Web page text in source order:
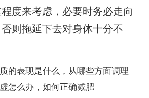
度来考虑，必要时务必走向
则拖延下去对身体十分不
的表现是什么，从哪些方面调理
怎么办，如何正确减肥